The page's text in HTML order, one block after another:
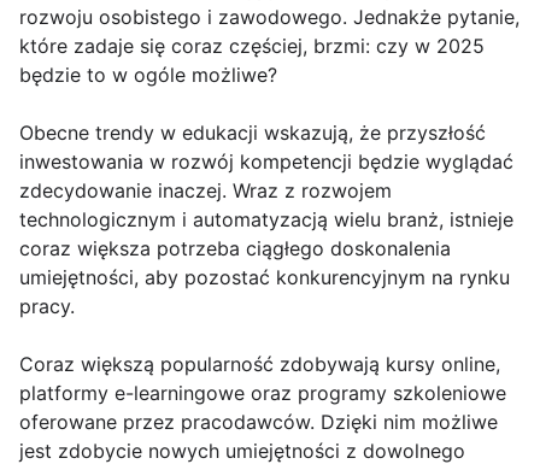
rozwoju osobistego i zawodowego. Jednakże pytanie,
które zadaje się coraz częściej, brzmi: czy w 2025
będzie to w ogóle możliwe?
Obecne trendy w edukacji wskazują, że przyszłość
inwestowania w rozwój kompetencji będzie wyglądać
zdecydowanie inaczej. Wraz z rozwojem
technologicznym i automatyzacją wielu branż, istnieje
coraz większa potrzeba ciągłego doskonalenia
umiejętności, aby pozostać konkurencyjnym na rynku
pracy.
Coraz większą popularność zdobywają kursy online,
platformy e-learningowe oraz programy szkoleniowe
oferowane przez pracodawców. Dzięki nim możliwe
jest zdobycie nowych umiejętności z dowolnego